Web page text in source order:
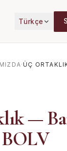
Türkçe
·ÜÇ
—
BOLV